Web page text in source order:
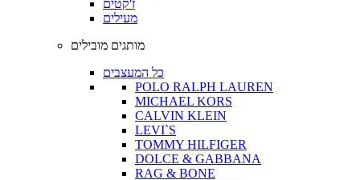
ז'קטים
מעילים
מותגים מובילים
כל המעצבים
POLO RALPH LAUREN
MICHAEL KORS
CALVIN KLEIN
LEVI`S
TOMMY HILFIGER
DOLCE & GABBANA
RAG & BONE